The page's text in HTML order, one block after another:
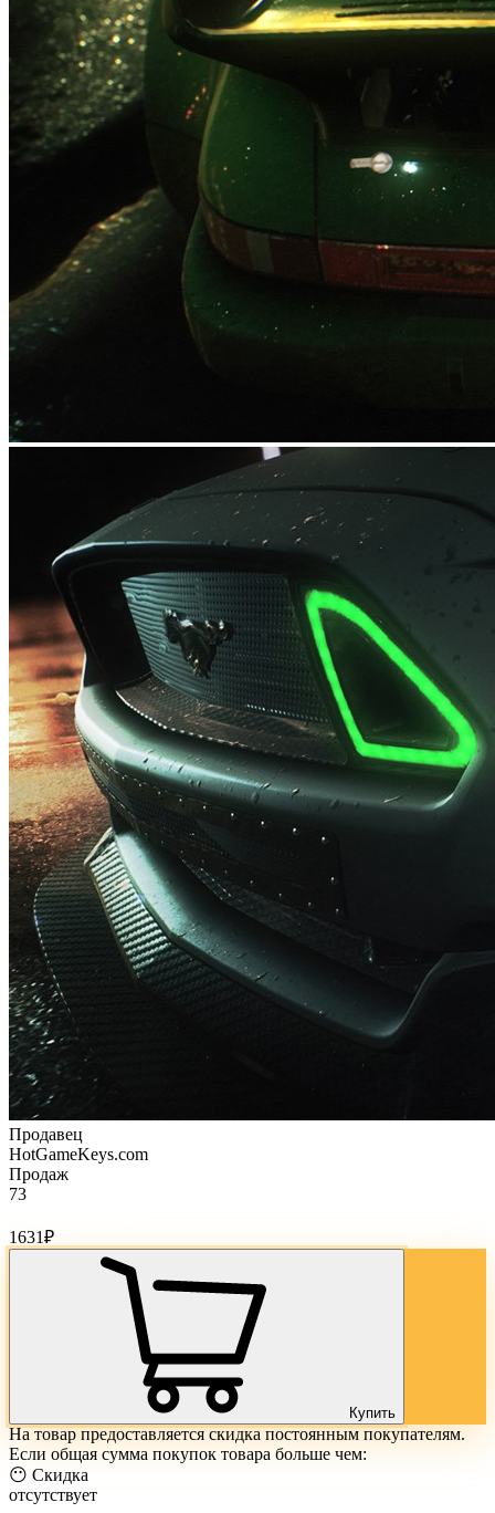
Продавец
HotGameKeys.com
Продаж
73
1631₽
Купить
На товар предоставляется скидка постоянным покупателям.
Если общая сумма покупок товара больше чем:
😶 Скидка
отсутствует